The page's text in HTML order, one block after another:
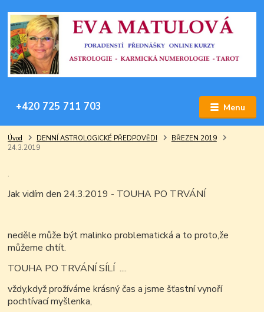
Menu
+420 725 711 703
Úvod DENNÍ ASTROLOGICKÉ PŘEDPOVĚDI
BŘEZEN 2019
24.3.2019
.
Jak vidím den 24.3.2019 - TOUHA PO TRVÁNÍ
neděle může být malinko problematická a to proto,že
můžeme chtít.
TOUHA PO TRVÁNÍ SÍLÍ ....
vždy,když prožíváme krásný čas a jsme šťastní vynoří
pochtívací myšlenka,